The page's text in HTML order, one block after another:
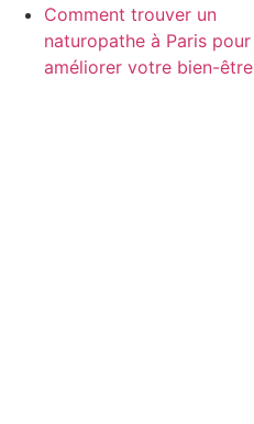
Comment trouver un
naturopathe à Paris pour
améliorer votre bien-être